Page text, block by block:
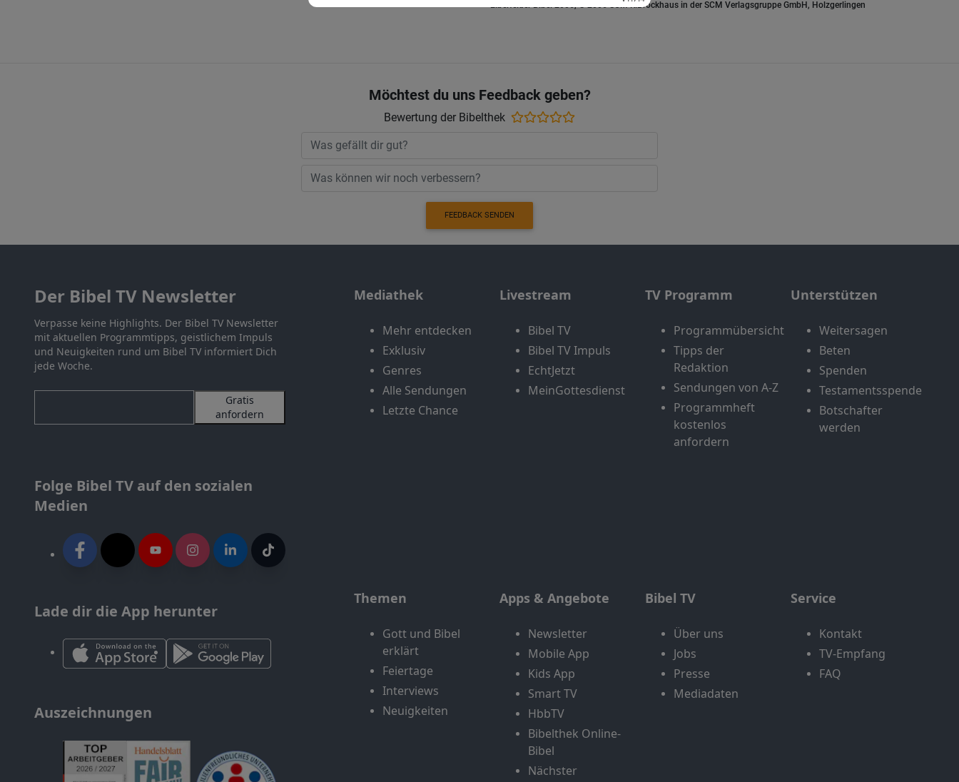
Elberfelder Bibel 2006, © 2006 SCM R.Brockhaus in der SCM Verlagsgruppe GmbH, Holzgerlingen
Möchtest du uns Feedback geben?
Bewertung der Bibelthek
FEEDBACK SENDEN
Der Bibel TV Newsletter
Verpasse keine Highlights. Der Bibel TV Newsletter
mit aktuellen Programmtipps, geistlichem Impuls
und Neuigkeiten rund um Bibel TV informiert Dich
jede Woche.
Gratis
anfordern
Folge Bibel TV auf den sozialen
Medien
Lade dir die App herunter
Auszeichnungen
Mediathek
Mehr entdecken
Exklusiv
Genres
Alle Sendungen
Letzte Chance
Livestream
Bibel TV
Bibel TV Impuls
EchtJetzt
MeinGottesdienst
TV Programm
Programmübersicht
Tipps der
Redaktion
Sendungen von A-Z
Programmheft
kostenlos
anfordern
Unterstützen
Weitersagen
Beten
Spenden
Testamentsspende
Botschafter
werden
Themen
Gott und Bibel
erklärt
Feiertage
Interviews
Neuigkeiten
Apps & Angebote
Newsletter
Mobile App
Kids App
Smart TV
HbbTV
Bibelthek Online-
Bibel
Nächster
Bibel TV
Über uns
Jobs
Presse
Mediadaten
Service
Kontakt
TV-Empfang
FAQ